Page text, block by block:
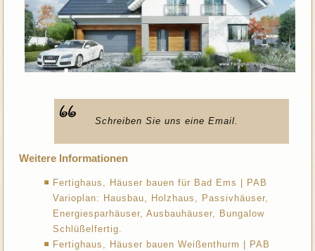
Schreiben Sie uns eine Email.
Weitere Informationen
Fertighaus, Häuser bauen für Bad Ems | PAB
Varioplan: Hausbau, Holzhaus, Passivhäuser,
Energiesparhäuser, Ausbauhäuser, Bungalow
Schlüßelfertig.
Fertighaus, Häuser bauen Weißenthurm | PAB